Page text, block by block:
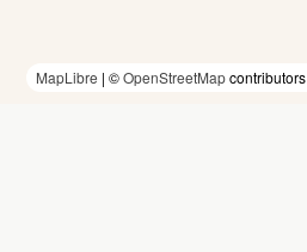
MapLibre | ©OpenStreetMapcontributors